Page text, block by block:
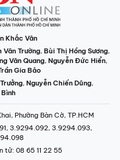
Khắc Văn
Văn Trường, Bùi Thị Hồng Sương,
Văn Quang, Nguyễn Đức Hiển,
Gia Bảo
, Nguyễn Chiến Dũng,
Phường Bàn Cờ, TP.HCM
3.9294.092, 3.9294.093,
tử: 08 65 11 22 55